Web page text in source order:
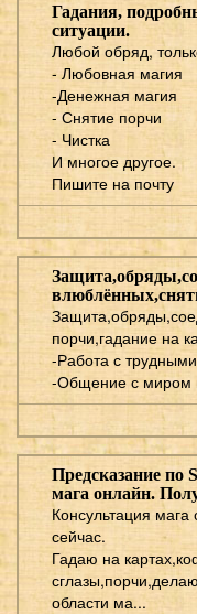
Гадания,
ситуации.
Любой обряд,
- Любовная магия
-Денежная магия
- Снятие порчи
- Чистка
И многое другое.
Пишите на почту
порчи,гадание на
-Работа с
-Общение с миром
Предсказание по
мага онлайн.
Консультация
сейчас.
Гадаю на
области ма...